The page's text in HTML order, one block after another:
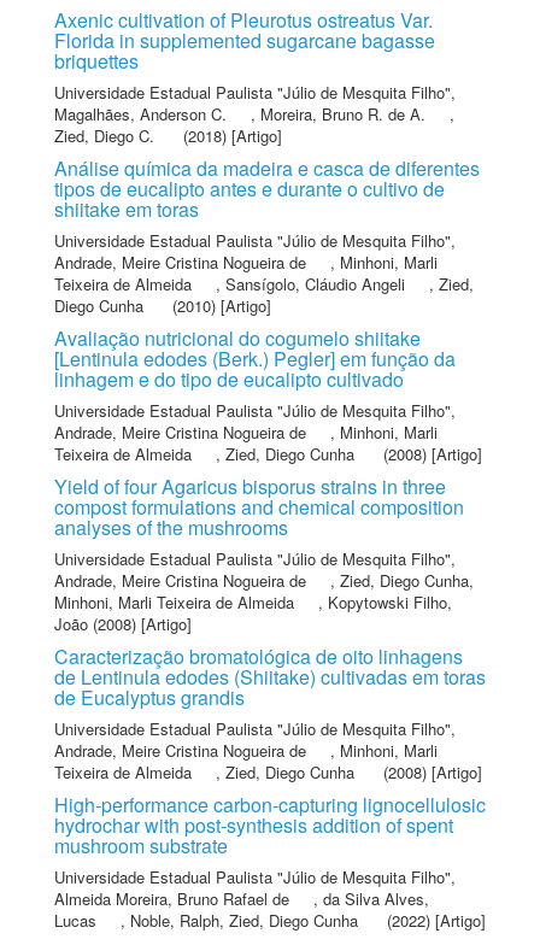
Axenic cultivation of Pleurotus ostreatus Var.
Florida in supplemented sugarcane bagasse
briquettes
Universidade Estadual Paulista "Júlio de Mesquita Filho",
Magalhães, Anderson C.
, Moreira, Bruno R. de A.
,
Zied, Diego C.
(2018) [Artigo]
Análise química da madeira e casca de diferentes
tipos de eucalipto antes e durante o cultivo de
shiitake em toras
Universidade Estadual Paulista "Júlio de Mesquita Filho",
Andrade, Meire Cristina Nogueira de
, Minhoni, Marli
Teixeira de Almeida
, Sansígolo, Cláudio Angeli , Zied,
Diego Cunha
(2010) [Artigo]
Avaliação nutricional do cogumelo shiitake
[Lentinula edodes (Berk.) Pegler] em função da
linhagem e do tipo de eucalipto cultivado
Universidade Estadual Paulista "Júlio de Mesquita Filho",
Andrade, Meire Cristina Nogueira de
, Minhoni, Marli
Teixeira de Almeida
, Zied, Diego Cunha (2008) [Artigo]
Yield of four Agaricus bisporus strains in three
compost formulations and chemical composition
analyses of the mushrooms
Universidade Estadual Paulista "Júlio de Mesquita Filho",
Andrade, Meire Cristina Nogueira de
, Zied, Diego Cunha,
Minhoni, Marli Teixeira de Almeida
, Kopytowski Filho,
João (2008) [Artigo]
Caracterização bromatológica de oito linhagens
de Lentinula edodes (Shiitake) cultivadas em toras
de Eucalyptus grandis
Universidade Estadual Paulista "Júlio de Mesquita Filho",
Andrade, Meire Cristina Nogueira de
, Minhoni, Marli
Teixeira de Almeida
, Zied, Diego Cunha (2008) [Artigo]
High-performance carbon-capturing lignocellulosic
hydrochar with post-synthesis addition of spent
mushroom substrate
Universidade Estadual Paulista "Júlio de Mesquita Filho",
Almeida Moreira, Bruno Rafael de
, da Silva Alves,
Lucas
, Noble, Ralph, Zied, Diego Cunha (2022) [Artigo]